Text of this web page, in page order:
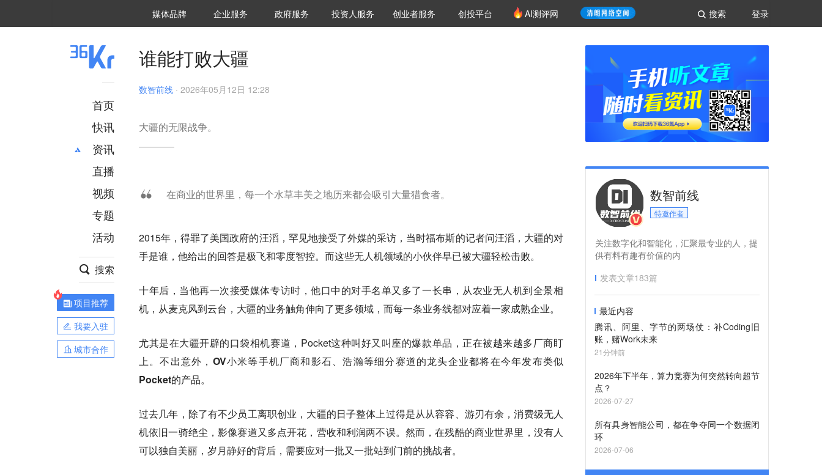
登录
搜索
媒体品牌 36Kr研究院
企业服务 城市之窗
政府服务 VClub投资机构库
投资机构职位推介
投资人服务 创投氪堂
创业者服务 创投平台 AI测评网
首页
快讯
资讯
推荐
财经
项目推荐
安徽
直播
视频
专题
活动
搜索
项目推荐
我要入驻
城市合作
谁能打败大疆
数智前线 · 2026年05月12日 12:28
大疆的无限战争。
在商业的世界里，每一个水草丰美之地历来都会吸引大量猎食者。
2015年，得罪了美国政府的汪滔，罕见地接受了外媒的采访，当时福布斯的记者问汪滔，大疆的对
手是谁，他给出的回答是极飞和零度智控。而这些无人机领域的小伙伴早已被大疆轻松击败。
十年后，当他再一次接受媒体专访时，他口中的对手名单又多了一长串，从农业无人机到全景相
机，从麦克风到云台，大疆的业务触角伸向了更多领域，而每一条业务线都对应着一家成熟企业。
尤其是在大疆开辟的口袋相机赛道，Pocket这种叫好又叫座的爆款单品，正在被越来越多厂商盯
上。不出意外，OV小米等手机厂商和影石、浩瀚等细分赛道的龙头企业都将在今年发布类似
Pocket的产品。
过去几年，除了有不少员工离职创业，大疆的日子整体上过得是从从容容、游刃有余，消费级无人
机依旧一骑绝尘，影像赛道又多点开花，营收和利润两不误。然而，在残酷的商业世界里，没有人
可以独自美丽，岁月静好的背后，需要应对一批又一批站到门前的挑战者。
数智前线
特邀作者
关注数字化和智能化，汇聚最专业的人，提
供有料有趣有价值的内
发表文章183篇
最近内容
腾讯、阿里、字节的两场仗：补Coding旧
账，赌Work未来
21分钟前
2026年下半年，算力竞赛为何突然转向超节
点？
2026-07-27
所有具身智能公司，都在争夺同一个数据闭
环
2026-07-06